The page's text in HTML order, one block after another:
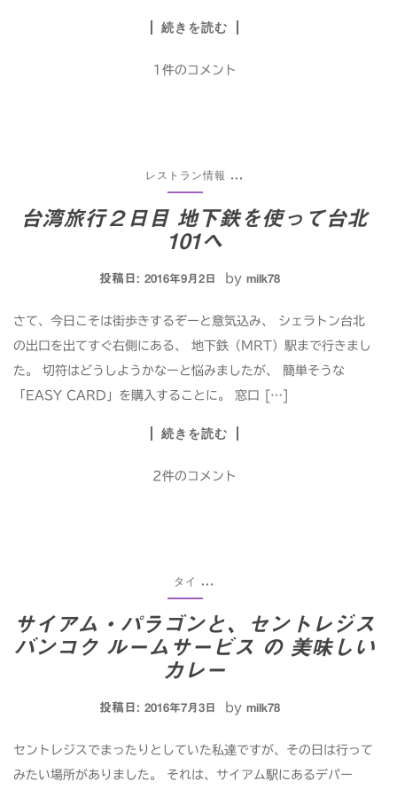
続きを読む
1件のコメント
レストラン情報 ...
台湾旅行２日目 地下鉄を使って台北
101へ
投稿日: 2016年9月2日 by milk78
さて、今日こそは街歩きするぞーと意気込み、 シェラトン台北
の出口を出てすぐ右側にある、 地下鉄（MRT）駅まで行きまし
た。 切符はどうしようかなーと悩みましたが、 簡単そうな
「EASY CARD」を購入することに。 窓口 […]
続きを読む
2件のコメント
タイ ...
サイアム・パラゴンと、セントレジス
バンコク ルームサービス の 美味しい
カレー
投稿日: 2016年7月3日 by milk78
セントレジスでまったりとしていた私達ですが、その日は行って
みたい場所がありました。 それは、サイアム駅にあるデパー